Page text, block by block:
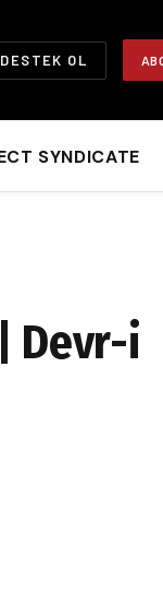
DESTEK OL
SYNDICATE
Devr-i